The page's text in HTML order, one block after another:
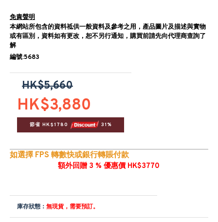
免責聲明
本網站所包含的資料祗供一般資料及參考之用，產品圖片及描述與實物
或有區別，資料如有更改，恕不另行通知，購買前請先向代理商查詢了
解
編號:5683
HK$3,880
HK$5,660
節省 HK$1780 31%
如選擇 FPS 轉數快或銀行轉賬付款
額外回贈 3 % 優惠價 HK$3770
庫存狀態： 無現貨，需要預訂。